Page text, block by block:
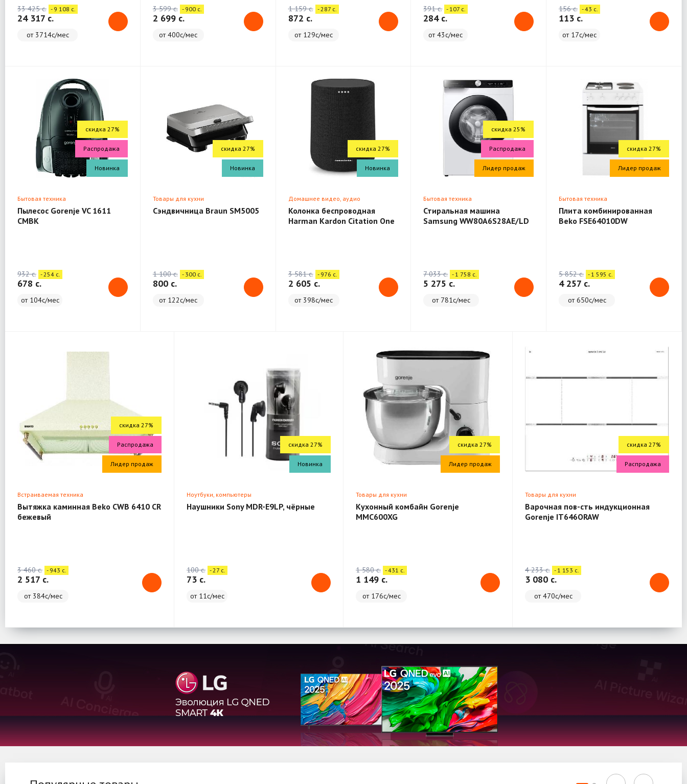
33 425 c. - 9 108 c.
24 317 c.
от 3714с/мес
3 599 c. - 900 c.
2 699 c.
от 400с/мес
1 159 c. - 287 c.
872 c.
от 129с/мес
391 c. - 107 c.
284 c.
от 43с/мес
156 c. - 43 c.
113 c.
от 17с/мес
скидка 27%
Распродажа
Новинка
Бытовая техника
Пылесос Gorenje VC 1611
CMBK
932 c. - 254 c.
678 c.
от 104с/мес
скидка 27%
Новинка
Товары для кухни
Сэндвичница Braun SM5005
1 100 c. - 300 c.
800 c.
от 122с/мес
скидка 27%
Новинка
Домашнее видео, аудио
Колонка беспроводная
Harman Kardon Citation One
3 581 c. - 976 c.
2 605 c.
от 398с/мес
скидка 25%
Распродажа
Лидер продаж
Бытовая техника
Стиральная машина
Samsung WW80A6S28AE/LD
7 033 c. - 1 758 c.
5 275 c.
от 781с/мес
скидка 27%
Лидер продаж
Бытовая техника
Плита комбинированная
Beko FSE64010DW
5 852 c. - 1 595 c.
4 257 c.
от 650с/мес
скидка 27%
Распродажа
Лидер продаж
Встраиваемая техника
Вытяжка каминная Beko CWB 6410 CR
бежевый
3 460 c. - 943 c.
2 517 c.
от 384с/мес
скидка 27%
Новинка
Ноутбуки, компьютеры
Наушники Sony MDR-E9LP, чёрные
100 c. - 27 c.
73 c.
от 11с/мес
скидка 27%
Лидер продаж
Товары для кухни
Кухонный комбайн Gorenje
MMC600XG
1 580 c. - 431 c.
1 149 c.
от 176с/мес
скидка 27%
Распродажа
Товары для кухни
Варочная пов-сть индукционная
Gorenje IT646ORAW
4 233 c. - 1 153 c.
3 080 c.
от 470с/мес